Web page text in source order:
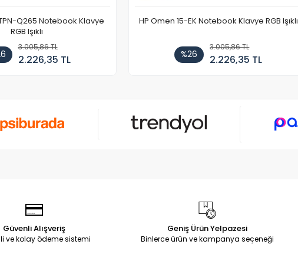
Q265 Notebook Klavye
RGB Işıklı
3.005,86 TL
2.226,35 TL
HP Omen 15-EK Notebook Klavye RGB Işıklı
%26
3.005,86 TL
2.226,35 TL
Güvenli Alışveriş
ve kolay ödeme sistemi
Geniş Ürün Yelpazesi
Binlerce ürün ve kampanya seçeneği